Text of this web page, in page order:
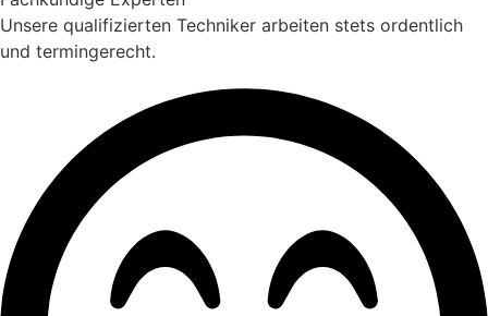
Unsere qualifizierten Techniker arbeiten stets ordentlich
und termingerecht.